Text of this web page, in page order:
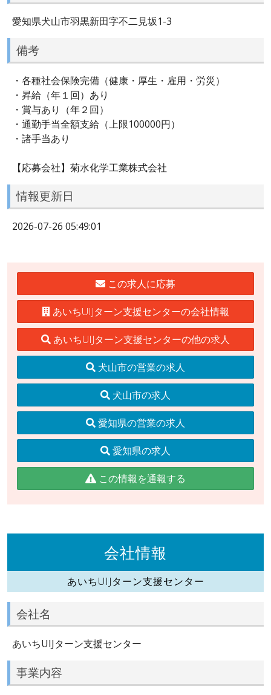
愛知県犬山市羽黒新田字不二見坂1-3
備考
・各種社会保険完備（健康・厚生・雇用・労災）
・昇給（年１回）あり
・賞与あり（年２回）
・通勤手当全額支給（上限100000円）
・諸手当あり
【応募会社】菊水化学工業株式会社
情報更新日
2026-07-26 05:49:01
この求人に応募
あいちUIJターン支援センターの会社情報
あいちUIJターン支援センターの他の求人
犬山市の営業の求人
犬山市の求人
愛知県の営業の求人
愛知県の求人
この情報を通報する
会社情報
あいちUIJターン支援センター
会社名
あいちUIJターン支援センター
事業内容